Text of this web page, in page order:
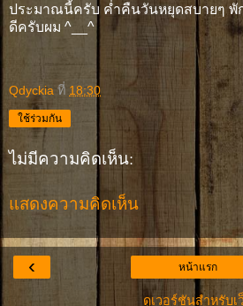
ประมาณนี้ครับ ค่ำคืนวันหยุดสบายๆ พั
ดีครับผม ^__^
Qdyckia ที่ 18:30
ใช้ร่วมกัน
ไม่มีความคิดเห็น:
แสดงความคิดเห็น
‹ หน้าแรก
ดูเวอร์ชันสำหรับเ